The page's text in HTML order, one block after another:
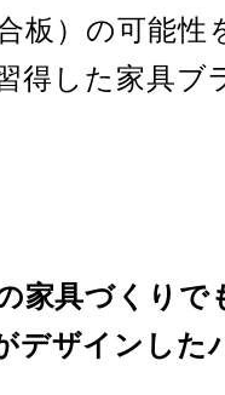
板）の可能性
得した家具ブ
家具づくりで
デザインした